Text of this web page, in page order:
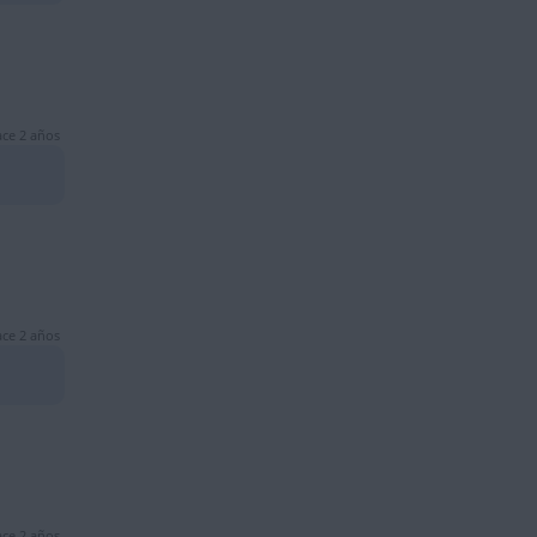
2 años
2 años